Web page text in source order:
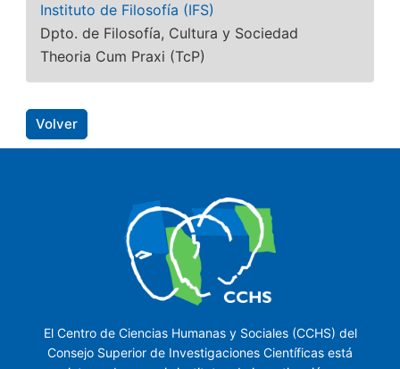
Instituto de Filosofía (IFS)
Dpto. de Filosofía, Cultura y Sociedad
Theoria Cum Praxi (TcP)
Volver
El Centro de Ciencias Humanas y Sociales (CCHS) del
Consejo Superior de Investigaciones Científicas está